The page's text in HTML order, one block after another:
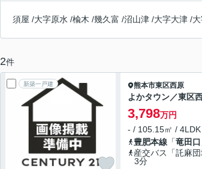
須屋 /大字原水 /楡木 /幾久富 /沼山津 /大字大津 /
2件
新築一戸建 熊本市東区西原
よかタウン／東区
3,798万円
- / 105.15㎡ /
豊肥本線 「竜田口
産交バス「託麻
3分